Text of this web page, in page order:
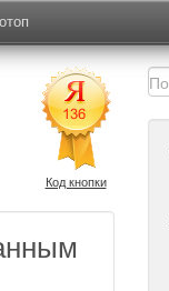
Код кнопки